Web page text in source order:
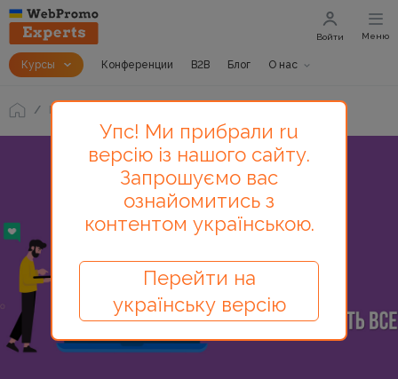
Курсы Конференции B2B Блог О нас
Войти Меню
Блог
Упс! Ми прибрали ru
версію із нашого сайту.
Запрошуємо вас
ознайомитись з
контентом українською.
Перейти на
українську версію